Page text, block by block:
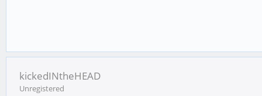
kickedINtheHEAD
Unregistered